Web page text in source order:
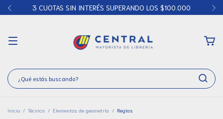
3 CUOTAS SIN INTERÉS SUPERANDO LOS $100.000
Inicio / Técnica / Elementos de geometría / Reglas